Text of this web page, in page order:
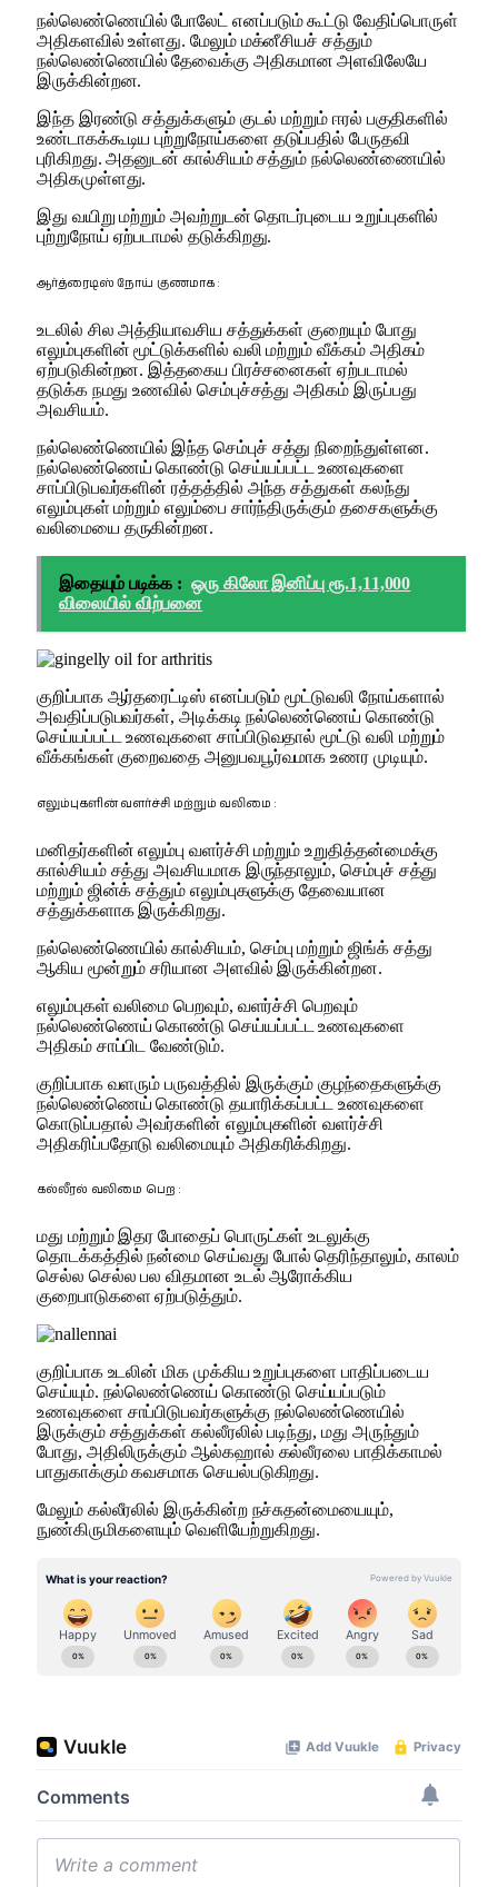
நல்லெண்ணெயில் போலேட் எனப்படும் கூட்டு வேதிப்பொருள்
அதிகளவில் உள்ளது. மேலும் மக்னீசியச் சத்தும்
நல்லெண்ணெயில் தேவைக்கு அதிகமான அளவிலேயே
இருக்கின்றன.
இந்த இரண்டு சத்துக்களும் குடல் மற்றும் ஈரல் பகுதிகளில்
உண்டாகக்கூடிய புற்றுநோய்களை தடுப்பதில் பேருதவி
புரிகிறது. அதனுடன் கால்சியம் சத்தும் நல்லெண்ணையில்
அதிகமுள்ளது.
இது வயிறு மற்றும் அவற்றுடன் தொடர்புடைய உறுப்புகளில்
புற்றுநோய் ஏற்படாமல் தடுக்கிறது.
ஆர்த்ரைடிஸ் நோய் குணமாக :
உடலில் சில அத்தியாவசிய சத்துக்கள் குறையும் போது
எலும்புகளின் மூட்டுக்களில் வலி மற்றும் வீக்கம் அதிகம்
ஏற்படுகின்றன. இத்தகைய பிரச்சனைகள் ஏற்படாமல்
தடுக்க நமது உணவில் செம்புச்சத்து அதிகம் இருப்பது
அவசியம்.
நல்லெண்ணெயில் இந்த செம்புச் சத்து நிறைந்துள்ளன.
நல்லெண்ணெய் கொண்டு செய்யப்பட்ட உணவுகளை
சாப்பிடுபவர்களின் ரத்தத்தில் அந்த சத்துகள் கலந்து
எலும்புகள் மற்றும் எலும்பை சார்ந்திருக்கும் தசைகளுக்கு
வலிமையை தருகின்றன.
இதையும் படிக்க : ஒரு கிலோ இனிப்பு ரூ.1,11,000
விலையில் விற்பனை
குறிப்பாக ஆர்தரைட்டிஸ் எனப்படும் மூட்டுவலி நோய்களால்
அவதிப்படுபவர்கள், அடிக்கடி நல்லெண்ணெய் கொண்டு
செய்யப்பட்ட உணவுகளை சாப்பிடுவதால் மூட்டு வலி மற்றும்
வீக்கங்கள் குறைவதை அனுபவபூர்வமாக உணர முடியும்.
எலும்புகளின் வளர்ச்சி மற்றும் வலிமை :
மனிதர்களின் எலும்பு வளர்ச்சி மற்றும் உறுதித்தன்மைக்கு
கால்சியம் சத்து அவசியமாக இருந்தாலும், செம்புச் சத்து
மற்றும் ஜின்க் சத்தும் எலும்புகளுக்கு தேவையான
சத்துக்களாக இருக்கிறது.
நல்லெண்ணெயில் கால்சியம், செம்பு மற்றும் ஜிங்க் சத்து
ஆகிய மூன்றும் சரியான அளவில் இருக்கின்றன.
எலும்புகள் வலிமை பெறவும், வளர்ச்சி பெறவும்
நல்லெண்ணெய் கொண்டு செய்யப்பட்ட உணவுகளை
அதிகம் சாப்பிட வேண்டும்.
குறிப்பாக வளரும் பருவத்தில் இருக்கும் குழந்தைகளுக்கு
நல்லெண்ணெய் கொண்டு தயாரிக்கப்பட்ட உணவுகளை
கொடுப்பதால் அவர்களின் எலும்புகளின் வளர்ச்சி
அதிகரிப்பதோடு வலிமையும் அதிகரிக்கிறது.
கல்லீரல் வலிமை பெற :
மது மற்றும் இதர போதைப் பொருட்கள் உடலுக்கு
தொடக்கத்தில் நன்மை செய்வது போல் தெரிந்தாலும், காலம்
செல்ல செல்ல பல விதமான உடல் ஆரோக்கிய
குறைபாடுகளை ஏற்படுத்தும்.
குறிப்பாக உடலின் மிக முக்கிய உறுப்புகளை பாதிப்படைய
செய்யும். நல்லெண்ணெய் கொண்டு செய்யப்படும்
உணவுகளை சாப்பிடுபவர்களுக்கு நல்லெண்ணெயில்
இருக்கும் சத்துக்கள் கல்லீரலில் படிந்து, மது அருந்தும்
போது, அதிலிருக்கும் ஆல்கஹால் கல்லீரலை பாதிக்காமல்
பாதுகாக்கும் கவசமாக செயல்படுகிறது.
மேலும் கல்லீரலில் இருக்கின்ற நச்சுதன்மையையும்,
நுண்கிருமிகளையும் வெளியேற்றுகிறது.